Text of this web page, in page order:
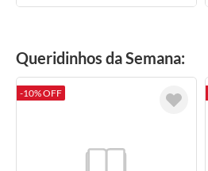
Queridinhos da Semana:
-10% OFF